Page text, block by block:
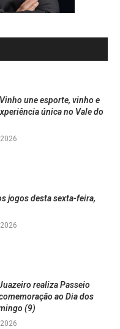
une esporte, vinho e
única no Vale do
jogos desta sexta-feira,
realiza Passeio
ao Dia dos
(9)